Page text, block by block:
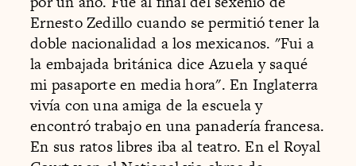
Ernesto Zedillo cuando se permitió tener la
doble nacionalidad a los mexicanos. "Fui a
la embajada británica dice Azuela y saqué
mi pasaporte en media hora". En Inglaterra
vivía con una amiga de la escuela y
encontró trabajo en una panadería francesa.
En sus ratos libres iba al teatro. En el Royal